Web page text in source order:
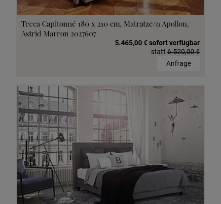
Treca Capitonné 180 x 210 cm, Matratze/n Apollon,
Astrid Marron 2027607
5.465,00 € sofort verfügbar
statt 6.520,00 €
Anfrage